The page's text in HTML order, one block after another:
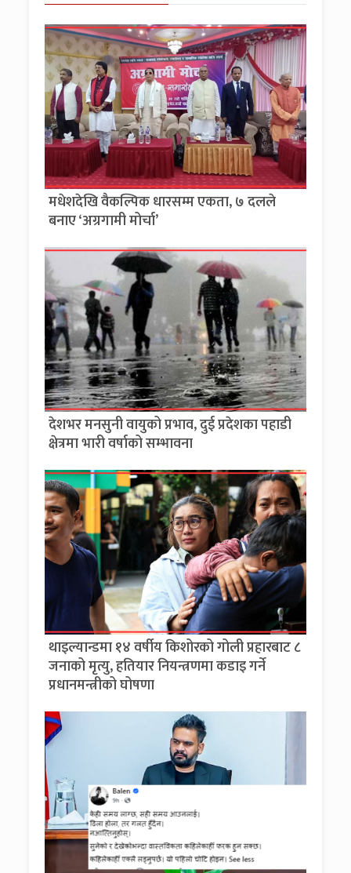
मधेशदेखि वैकल्पिक धारसम्म एकता, ७ दलले
बनाए ‘अग्रगामी मोर्चा’
देशभर मनसुनी वायुको प्रभाव, दुई प्रदेशका पहाडी
क्षेत्रमा भारी वर्षाको सम्भावना
थाइल्यान्डमा १४ वर्षीय किशोरको गोली प्रहारबाट ८
जनाको मृत्यु, हतियार नियन्त्रणमा कडाइ गर्ने
प्रधानमन्त्रीको घोषणा